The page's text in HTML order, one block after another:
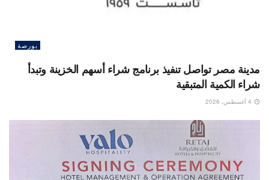
بورصة
مدينة مصر تواصل تنفيذ برنامج شراء أسهم الخزينة وتبدأ
شراء الكمية المتبقية